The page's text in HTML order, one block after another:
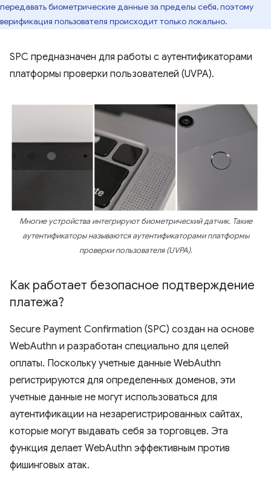
передавать биометрические данные за пределы себя, поэтому
верификация пользователя происходит только локально.
SPC предназначен для работы с аутентификаторами
платформы проверки пользователей (UVPA).
Многие устройства интегрируют биометрический датчик. Такие
аутентификаторы называются аутентификаторами платформы
проверки пользователя (UVPA).
Как работает безопасное подтверждение
платежа?
Secure Payment Confirmation (SPC) создан на основе
WebAuthn и разработан специально для целей
оплаты. Поскольку учетные данные WebAuthn
регистрируются для определенных доменов, эти
учетные данные не могут использоваться для
аутентификации на незарегистрированных сайтах,
которые могут выдавать себя за торговцев. Эта
функция делает WebAuthn эффективным против
фишинговых атак.